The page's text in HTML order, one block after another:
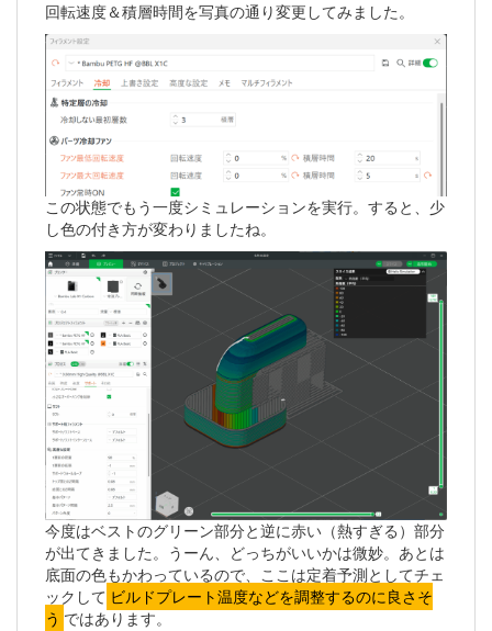
回転速度＆積層時間を写真の通り変更してみました。
この状態でもう一度シミュレーションを実行。すると、少
し色の付き方が変わりましたね。
今度はベストのグリーン部分と逆に赤い（熱すぎる）部分
が出てきました。うーん、どっちがいいかは微妙。あとは
底面の色もかわっているので、ここは定着予測としてチェ
ックして ビルドプレート温度などを調整するのに良さそ
う ではあります。